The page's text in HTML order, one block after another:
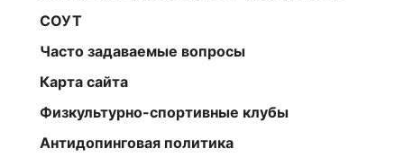
СОУТ
Часто задаваемые вопросы
Карта сайта
Физкультурно-спортивные клубы
Антидопинговая политика